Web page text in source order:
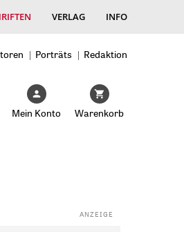
VERLAG INFO
Porträts
Redaktion
Mein Konto Warenkorb